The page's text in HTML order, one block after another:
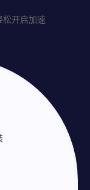
开启加速